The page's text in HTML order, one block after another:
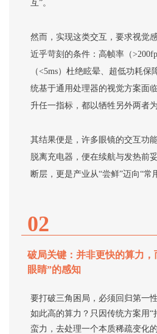
互”。
然而，实现这类交互，要求视觉
近乎苛刻的条件：高帧率（
（<5ms）杜绝眩晕、超低功耗
统基于通用处理器的视觉方案面
升任一指标，都以牺牲另外两者为
其结果便是，许多眼镜的交互功
脱离充电器，便在续航与发热前
断层，更是产业从“尝鲜”迈向“常
02
破局关键：并非更快的算力，
眼睛”的感知
要打破三角困局，必须回归第一
如此高的算力？只因传统方案用“
蛮力，去处理一个本质稀疏变化的